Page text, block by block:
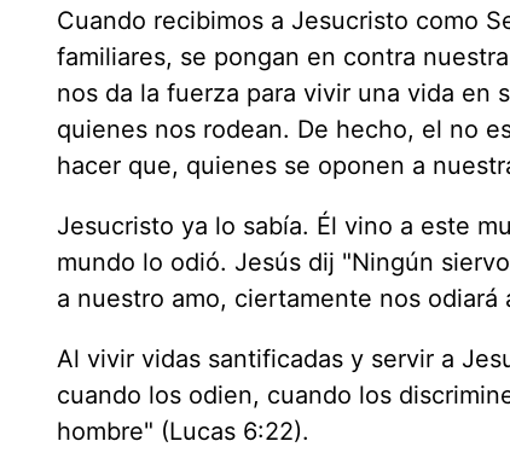
Cuando recibimos a Jesucristo como
familiares, se pongan en contra
nos da la fuerza para vivir una vida en
quienes nos rodean. De hecho, el no
hacer que, quienes se oponen a
Jesucristo ya lo sabía. Él vino a este
mundo lo odió. Jesús dij "Ningún
a nuestro amo, ciertamente nos odiará
Al vivir vidas santificadas y servir a
cuando los odien, cuando los
hombre" (Lucas 6:22).